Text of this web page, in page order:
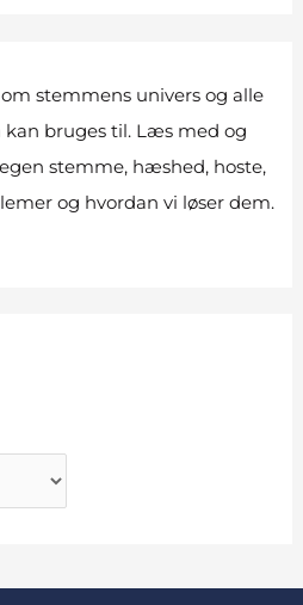
stemmens univers og alle
bruges til. Læs med og
stemme, hæshed, hoste,
og hvordan vi løser dem.